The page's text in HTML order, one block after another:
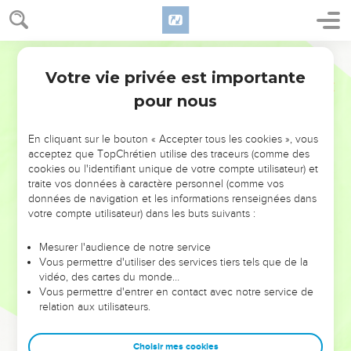
NE MANQUEZ PAS L’ÉVÉNEMENT
DE L’ANNÉE !
ET SI LEURS ERREURS POUVAIENT VOUS ÉVITER LES
VOTRES ?
leur foi ou leur vision. Mais on voit moins les doutes, les erreurs
et les saisons difficiles qu'ils ont traversés, alors même que ce
sont elles qui les ont façonnés.
Dans cette conférence, leaders, entrepreneurs, et responsables
clés pour avancer avec plus de sagesse afin que leurs erreurs
Votre vie privée est importante
pour nous
En cliquant sur le bouton « Accepter tous les cookies », vous
acceptez que TopChrétien utilise des traceurs (comme des
cookies ou l'identifiant unique de votre compte utilisateur) et
traite vos données à caractère personnel (comme vos
données de navigation et les informations renseignées dans
votre compte utilisateur) dans les buts suivants :
Mesurer l'audience de notre service
Vous permettre d'utiliser des services tiers tels que de la
vidéo, des cartes du monde…
Vous permettre d'entrer en contact avec notre service de
relation aux utilisateurs.
Choisir mes cookies